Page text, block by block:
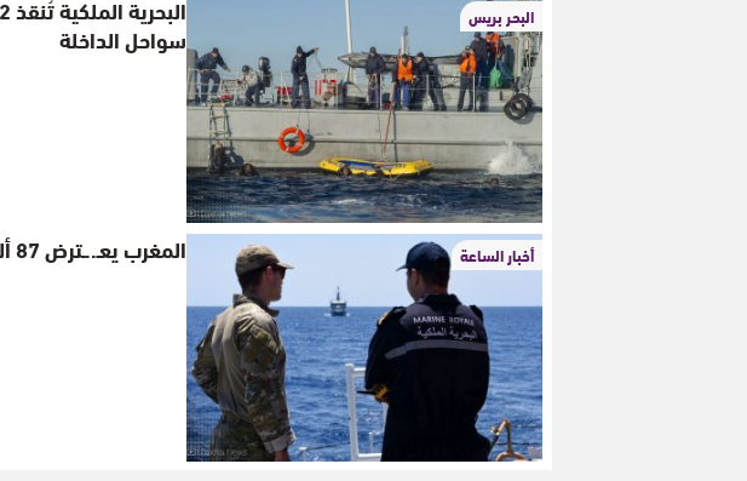
البحر بريس
سواحل الداخلة
أخبار الساعة المغرب يعـ..ـترض 87 ألف مُرشح للهـ..ـجرة سنة 2023